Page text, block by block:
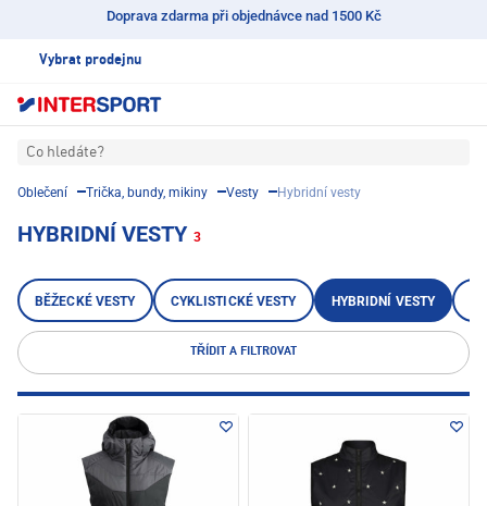
Doprava zdarma při objednávce nad 1500 Kč
Vybrat prodejnu
Co hledáte?
Oblečení Trička, bundy, mikiny Vesty Hybridní vesty
HYBRIDNÍ VESTY 3
BĚŽECKÉ VESTY CYKLISTICKÉ VESTY HYBRIDNÍ VESTY
TŘÍDIT A FILTROVAT